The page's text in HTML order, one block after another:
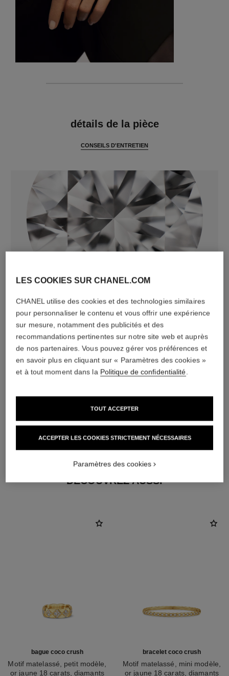
détails de la pièce
CONSEILS D'ENTRETIEN
120 diamants taille brillant totalisant 1,73 carats
Caractéristiques variables**
matériau
Or jaune 18 carats (750/1000)
DÉCOUVREZ AUSSI
bague coco crush
Motif matelassé, petit modèle,
or jaune 18 carats, diamants
bracelet coco crush
Motif matelassé, mini modèle,
or jaune 18 carats, diamants
LES COOKIES SUR CHANEL.COM
CHANEL utilise des cookies et des technologies similaires
pour personnaliser le contenu et vous offrir une expérience
sur mesure, notamment des publicités et des
recommandations pertinentes sur notre site web et auprès
de nos partenaires. Vous pouvez gérer vos préférences et
en savoir plus en cliquant sur « Paramètres des cookies »
et à tout moment dans la Politique de confidentialité.
ACCEPTER LES COOKIES STRICTEMENT NÉCESSAIRES
TOUT ACCEPTER
Paramètres des cookies